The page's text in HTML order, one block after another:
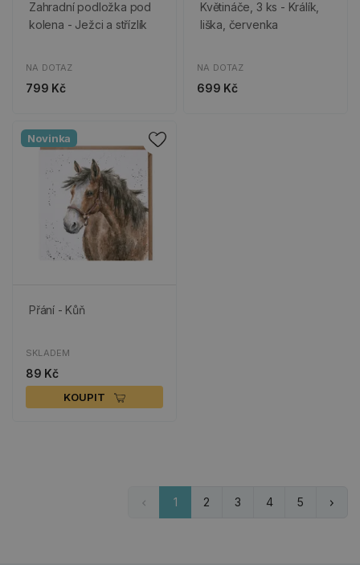
Zahradní podložka pod
kolena - Ježci a střízlík
NA DOTAZ
799 Kč
Květináče, 3 ks - Králík,
liška, červenka
NA DOTAZ
699 Kč
Novinka
Přání - Kůň
SKLADEM
89 Kč
KOUPIT
1 2 3 4 5